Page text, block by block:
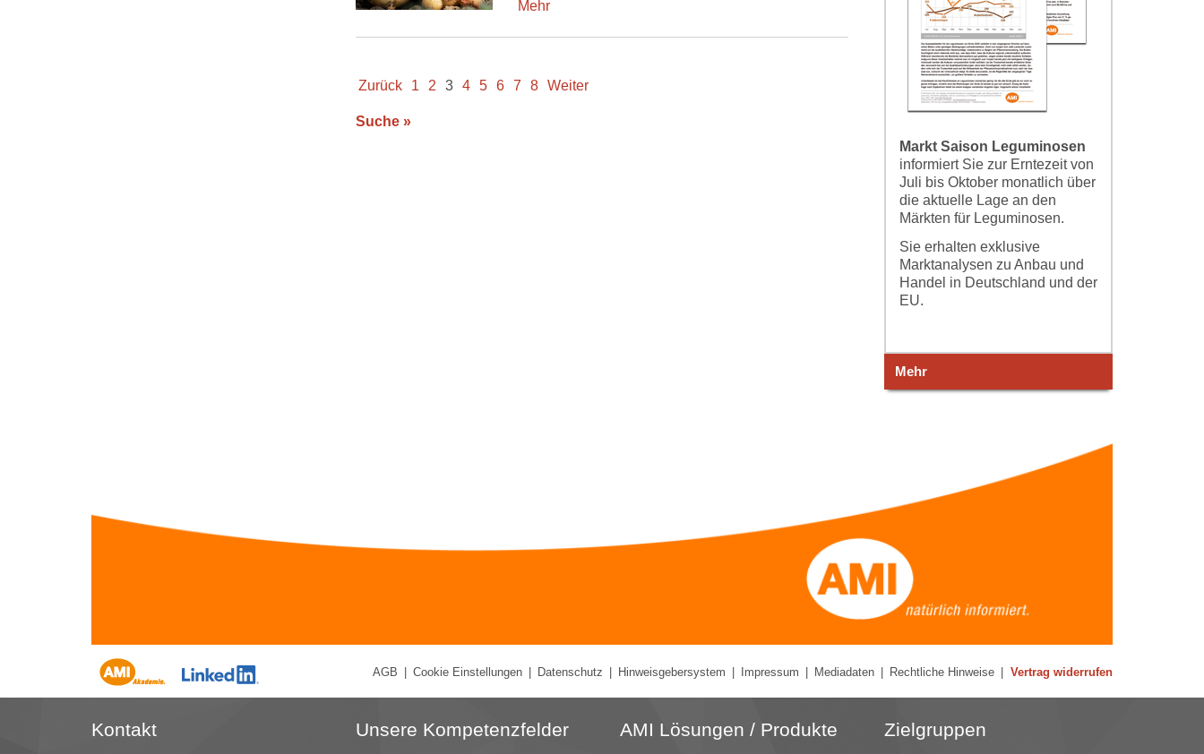
Mehr
Zurück 1 2 3 4 5 6 7 8 Weiter
Suche »
Markt Saison Leguminosen
informiert Sie zur Erntezeit von
Juli bis Oktober monatlich über
die aktuelle Lage an den
Märkten für Leguminosen.
Sie erhalten exklusive
Marktanalysen zu Anbau und
Handel in Deutschland und der
EU.
Mehr
AGB | Cookie Einstellungen | Datenschutz | Hinweisgebersystem | Impressum | Mediadaten | Rechtliche Hinweise | Vertrag widerrufen
Kontakt Unsere Kompetenzfelder AMI Lösungen / Produkte Zielgruppen